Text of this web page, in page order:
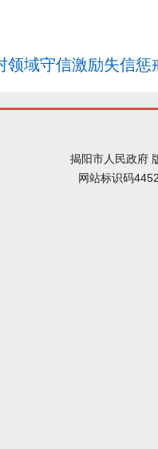
领域守信激励失信
揭阳市人民政府
网站标识码